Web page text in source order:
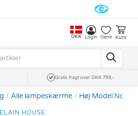
DKK Login Gemt Kurv
Gratis fragt over DKK 799,-
Alle lampeskærme Høj Model
HOUSE